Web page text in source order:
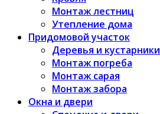
Монтаж лестниц
Утепление дома
Придомовой участок
Деревья и кустарники
Монтаж погреба
Монтаж сарая
Монтаж забора
Окна и двери